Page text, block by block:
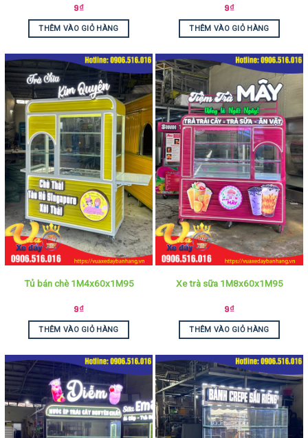
9₫
THÊM VÀO GIỎ HÀNG
9₫
THÊM VÀO GIỎ HÀNG
Tủ bán chè 1M4x60x1M95
9₫
THÊM VÀO GIỎ HÀNG
Xe trà sữa 1M8x60x1M95
9₫
THÊM VÀO GIỎ HÀNG